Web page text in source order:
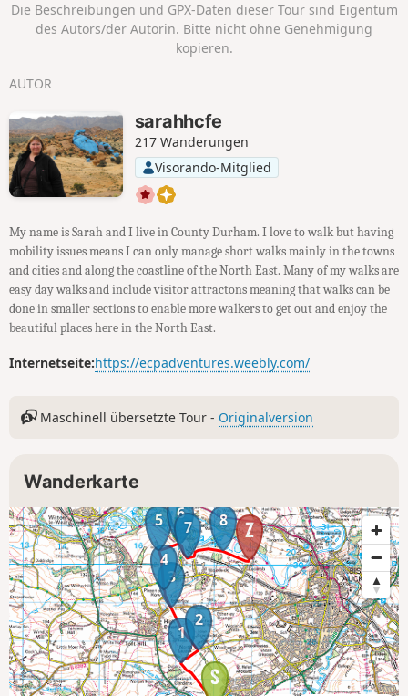
Die Beschreibungen und GPX-Daten dieser Tour sind Eigentum
des Autors/der Autorin. Bitte nicht ohne Genehmigung
kopieren.
AUTOR
sarahhcfe
217 Wanderungen
Visorando-Mitglied
My name is Sarah and I live in County Durham. I love to walk but having
mobility issues means I can only manage short walks mainly in the towns
and cities and along the coastline of the North East. Many of my walks are
easy day walks and include visitor attractons meaning that walks can be
done in smaller sections to enable more walkers to get out and enjoy the
beautiful places here in the North East.
Internetseite:https://ecpadventures.weebly.com/
Maschinell übersetzte Tour - Originalversion
Wanderkarte
1
2
3
4
5 6
7 8